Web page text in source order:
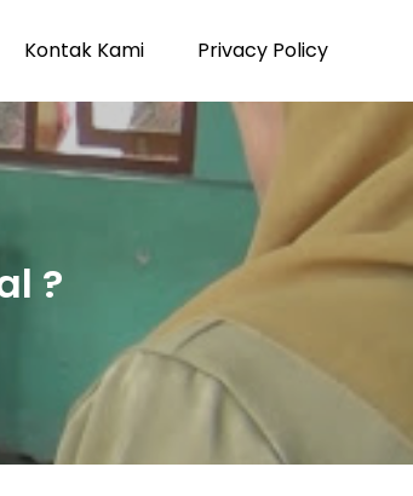
Kontak Kami Privacy Policy
?